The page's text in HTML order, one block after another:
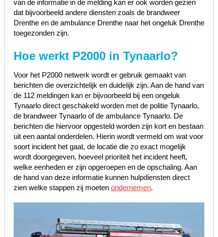
van de informatie in de melding kan er ook worden gezien
dat bijvoorbeeld andere diensten zoals de brandweer
Drenthe en de ambulance Drenthe naar het ongeluk Drenthe
toegezonden zijn.
Hoe werkt P2000 in Tynaarlo?
Voor het P2000 netwerk wordt er gebruik gemaakt van
berichten die overzichtelijk en duidelijk zijn. Aan de hand van
de 112 meldingen kan er bijvoorbeeld bij een ongeluk
Tynaarlo direct geschakeld worden met de politie Tynaarlo,
de brandweer Tynaarlo of de ambulance Tynaarlo. De
berichten die hiervoor opgesteld worden zijn kort en bestaan
uit een aantal onderdelen. Hierin wordt vermeld om wat voor
soort incident het gaat, de locatie die zo exact mogelijk
wordt doorgegeven, hoeveel prioriteit het incident heeft,
welke eenheden er zijn opgeroepen en de opschaling. Aan
de hand van deze informatie kunnen hulpdiensten direct
zien welke stappen zij moeten ondernemen.